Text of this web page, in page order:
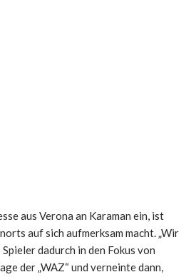
aus Verona an Karaman ein, ist
auf sich aufmerksam macht.„Wir
dadurch in den Fokus von
der „WAZ“ und verneinte dann,